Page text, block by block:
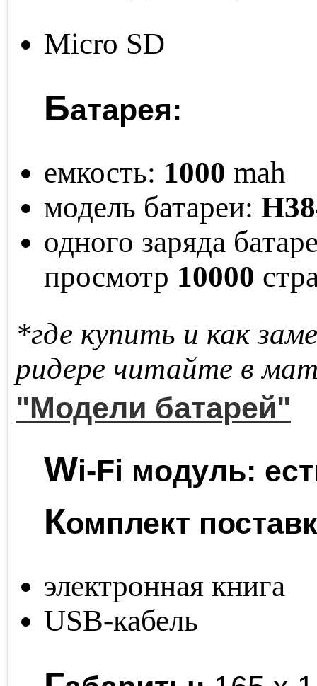
Micro SD
Батарея:
емкость: 1000 mah
модель батареи:
одного заряда
про­смотр 10000
*где купить и как
ри­де­ре чи­тай­те в
"Модели батарей"
Wi-Fi модуль:
Комплект
электронная книга
USB-кабель